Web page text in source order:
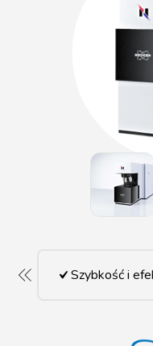
Szybkość i